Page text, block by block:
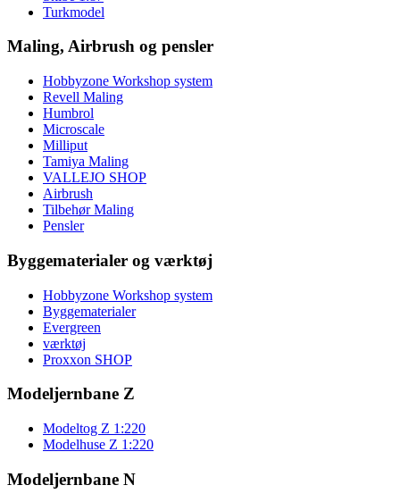
Turkmodel
Maling, Airbrush og pensler
Hobbyzone Workshop system
Revell Maling
Humbrol
Microscale
Milliput
Tamiya Maling
VALLEJO SHOP
Airbrush
Tilbehør Maling
Pensler
Byggematerialer og værktøj
Hobbyzone Workshop system
Byggematerialer
Evergreen
værktøj
Proxxon SHOP
Modeljernbane Z
Modeltog Z 1:220
Modelhuse Z 1:220
Modeljernbane N